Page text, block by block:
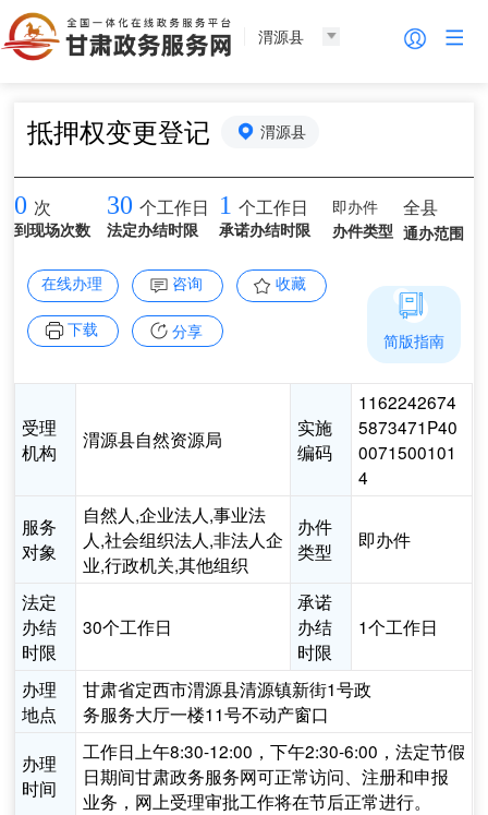
渭源县
抵押权变更登记 渭源县
0 次
到现场次数
30 个工作日
法定办结时限
1 个工作日
承诺办结时限
即办件
办件类型
全县
通办范围
在线办理 咨询 收藏
下载 分享
受理
机构
渭源县自然资源局
实施
编码
1162242674
5873471P40
0071500101
4
服务
对象
自然人,企业法人,事业法
人,社会组织法人,非法人企
业,行政机关,其他组织
办件
类型
即办件
法定
办结
时限
30个工作日
承诺
办结
时限
1个工作日
办理
地点
甘肃省定西市渭源县清源镇新街1号政
务服务大厅一楼11号不动产窗口
办理
时间
工作日上午8:30-12:00，下午2:30-6:00，法定节假
日期间甘肃政务服务网可正常访问、注册和申报
业务，网上受理审批工作将在节后正常进行。
简版指南